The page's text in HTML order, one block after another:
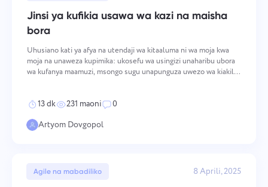
Jinsi ya kufikia usawa wa kazi na maisha
bora
Uhusiano kati ya afya na utendaji wa kitaaluma ni wa moja kwa
moja na unaweza kupimika: ukosefu wa usingizi unaharibu ubora
wa kufanya maamuzi, msongo sugu unapunguza uwezo wa kiakili,
13 dk 231 maoni
0
Artyom Dovgopol
Agile na mabadiliko 8 Aprili, 2025